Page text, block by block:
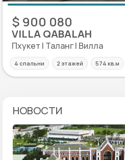
$ 900 080
VILLA QABALAH
Пхукет | Таланг | Вилла
4 спальни 2 этажей 574 кв.м
НОВОСТИ